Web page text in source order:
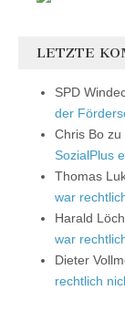
LETZTE
SPD
der
Chris Bo zu
SozialPlus
Thomas
war
Harald
war
Dieter
rechtlich